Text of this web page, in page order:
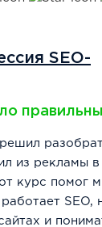
SEO-
из рекламы в
курс помог
SEO,
и